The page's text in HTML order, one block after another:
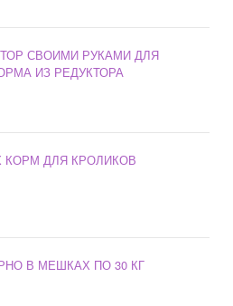
СВОИМИ РУКАМИ ДЛЯ
ИЗ РЕДУКТОРА
КОРМ ДЛЯ КРОЛИКОВ
В МЕШКАХ ПО 30 КГ